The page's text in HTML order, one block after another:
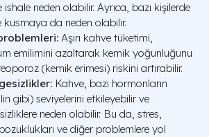
neden olabilir. Ayrıca, bazı kişilerde
kusmaya da neden olabilir.
Aşırı kahve tüketimi,
emilimini azaltarak kemik yoğunluğunu
(kemik erimesi) riskini artırabilir.
Kahve, bazı hormonların
gibi) seviyelerini etkileyebilir ve
neden olabilir. Bu da, stres,
ve diğer problemlere yol